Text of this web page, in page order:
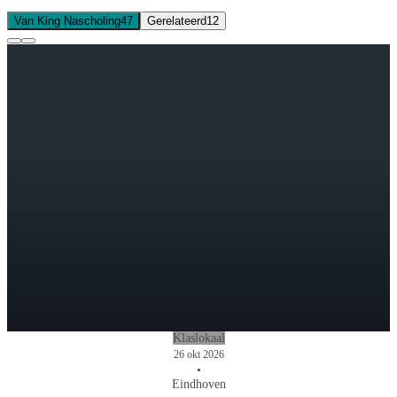
Van King Nascholing47 Gerelateerd12
Klaslokaal
26 okt 2026
•
Eindhoven